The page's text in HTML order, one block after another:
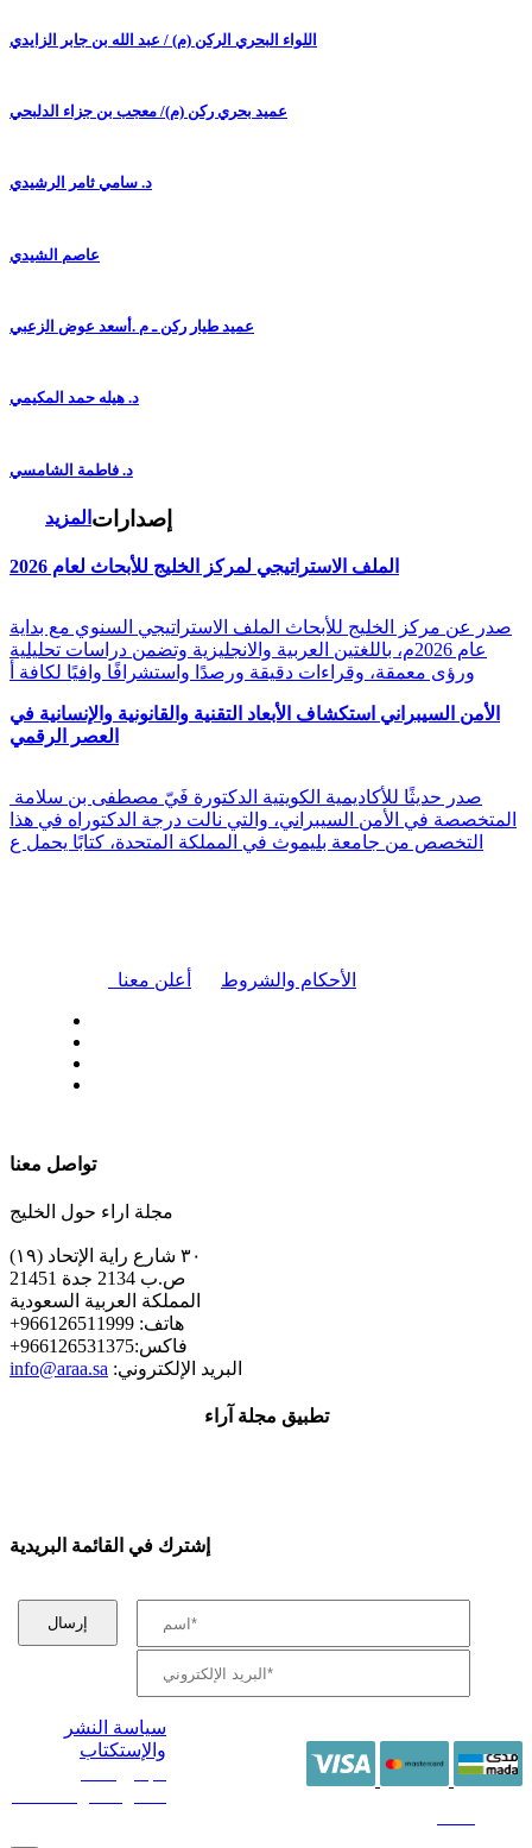
اللواء البحري الركن (م) / عبد الله بن جابر الزايدي
عميد بحري ركن (م)/ معجب بن جزاء الدلبحي
د. سامي ثامر الرشيدي
عاصم الشيدي
عميد طيار ركن ـ م .أسعد عوض الزعبي
د. هيله حمد المكيمي
د. فاطمة الشامسي
المزيد إصدارات
الملف الاستراتيجي لمركز الخليج للأبحاث لعام 2026
صدر عن مركز الخليج للأبحاث الملف الاستراتيجي السنوي مع بداية
عام 2026م، باللغتين العربية والانجليزية وتضمن دراسات تحليلية
ورؤى معمقة، وقراءات دقيقة ورصدًا واستشرافًا وافيًا لكافة أ
الأمن السيبراني استكشاف الأبعاد التقنية والقانونية والإنسانية في
العصر الرقمي
المتخصصة في الأمن السيبراني، والتي نالت درجة الدكتوراه في هذا
التخصص من جامعة بليموث في المملكة المتحدة، كتابًا يحمل ع
أعلن معنا الأحكام والشروط
تواصل معنا
مجلة اراء حول الخليج
٣٠ شارع راية الإتحاد (١٩)
ص.ب 2134 جدة 21451
المملكة العربية السعودية
+هاتف: 966126511999
+فاكس:966126531375
info@araa.sa :البريد الإلكتروني
تطبيق مجلة آراء
إشترك في القائمة البريدية
سياسة النشر
والإستكتاب